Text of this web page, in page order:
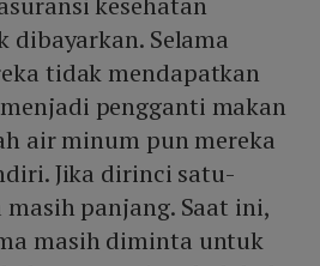
Selama
tidak mendapatkan
pengganti makan
air minum pun mereka
Jika dirinci satu-
panjang. Saat ini,
masih diminta untuk